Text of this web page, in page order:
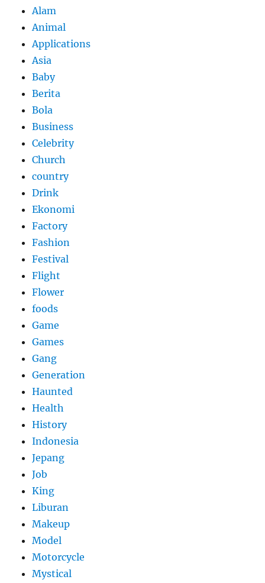
Alam
Animal
Applications
Asia
Baby
Berita
Bola
Business
Celebrity
Church
country
Drink
Ekonomi
Factory
Fashion
Festival
Flight
Flower
foods
Game
Games
Gang
Generation
Haunted
Health
History
Indonesia
Jepang
Job
King
Liburan
Makeup
Model
Motorcycle
Mystical